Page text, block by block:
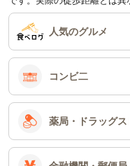
人気のグルメ
コンビ二
薬局・ドラッグス